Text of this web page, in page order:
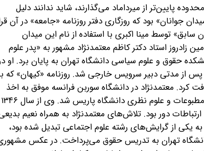
پایین‌تر از میرداماد می‌گذارند، شاید ندانند دلیل
جوانان» بود که روزگاری دفتر روزنامه «جامعه» در آن
توسط مینا اکبری با استفاده از نام این میدان
با نود‌و‌سومین زادروز استاد دکتر کاظم معتمدنژاد مشهور به «پدر علوم
حقوق قضائی را در دانشکده حقوق و علوم سیاسی دانشگاه تهران به پایان برد. او
پس از مدتی دبیر سرویس خارجی شد. روزنامه «کیهان» که
کرد. معتمد‌نژاد در دانشگاه سوربن فرانسه موفق به اخذ
دکترای حقوق و علوم سیاسی و نیز دکترای تخصصی روزنامه‌نگاری از انستیتو‌ مطبوعات و علوم نظری دانشگاه پاریس شد. وی از سال ۱۳۴۶
اتحادیه بین‌المللی ارتباطات دور بود. تلاش‌های معتمدنژاد به همراه نعیم
به یکی از گرایش‌های رشته علوم اجتماعی تبدیل شده بود،
استاد در دهه 40 در دانشکده حقوق دانشگاه تهران به تدریس حقوق می‌پرداخت. در عکس